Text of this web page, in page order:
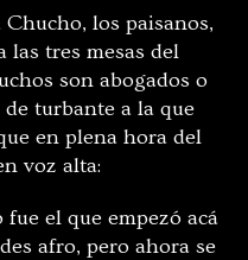
los paisanos,
las tres mesas del
son abogados o
turbante a la que
en plena hora del
voz alta:
el que empezó acá
afro, pero ahora se